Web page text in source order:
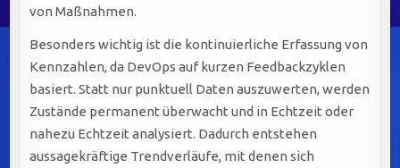
von Maßnahmen.
Besonders wichtig ist die kontinuierliche Erfassung von
Kennzahlen, da DevOps auf kurzen Feedbackzyklen
basiert. Statt nur punktuell Daten auszuwerten, werden
Zustände permanent überwacht und in Echtzeit oder
nahezu Echtzeit analysiert. Dadurch entstehen
aussagekräftige Trendverläufe, mit denen sich